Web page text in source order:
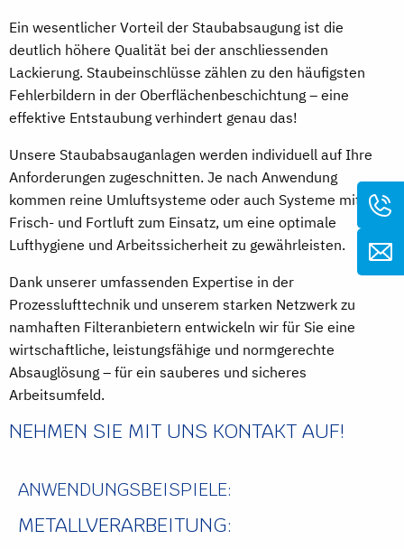
Ein wesentlicher Vorteil der Staubabsaugung ist die
deutlich höhere Qualität bei der anschliessenden
Lackierung. Staubeinschlüsse zählen zu den häufigsten
Fehlerbildern in der Oberflächenbeschichtung – eine
effektive Entstaubung verhindert genau das!
Unsere Staubabsauganlagen werden individuell auf Ihre
Anforderungen zugeschnitten. Je nach Anwendung
kommen reine Umluftsysteme oder auch Systeme mit
Frisch- und Fortluft zum Einsatz, um eine optimale
Lufthygiene und Arbeitssicherheit zu gewährleisten.
Dank unserer umfassenden Expertise in der
Prozesslufttechnik und unserem starken Netzwerk zu
namhaften Filteranbietern entwickeln wir für Sie eine
wirtschaftliche, leistungsfähige und normgerechte
Absauglösung – für ein sauberes und sicheres
Arbeitsumfeld.
NEHMEN SIE MIT UNS KONTAKT AUF!
ANWENDUNGSBEISPIELE:
METALLVERARBEITUNG: